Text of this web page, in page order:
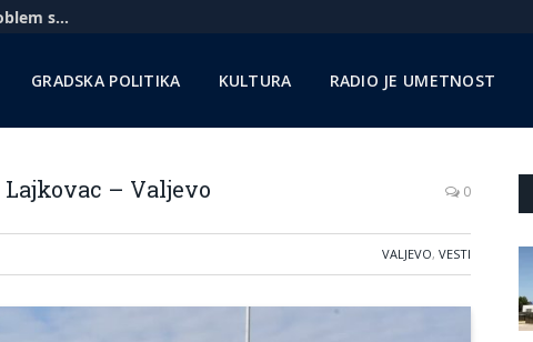
Aerodrom u Nišu: Pratimo situaciju sa Rajanerom, problem sa gorivom zbog sankcija NIS-u
GRADSKA POLITIKA KULTURA RADIO JE UMETNOST
– Valjevo 0
VALJEVO, VESTI